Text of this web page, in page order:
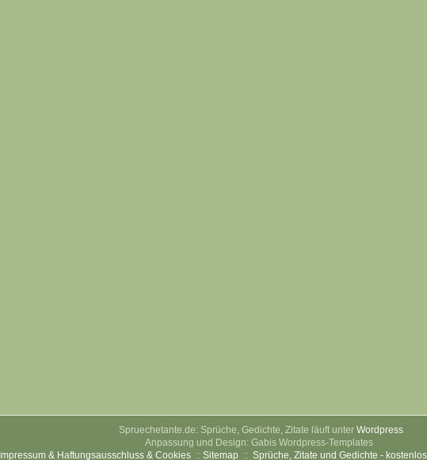
Spruechetante.de: Sprüche, Gedichte, Zitate läuft unter Wordpress
Anpassung und Design: Gabis Wordpress-Templates
Impressum & Haftungsausschluss & Cookies:: Sitemap :: Sprüche, Zitate und Gedichte -